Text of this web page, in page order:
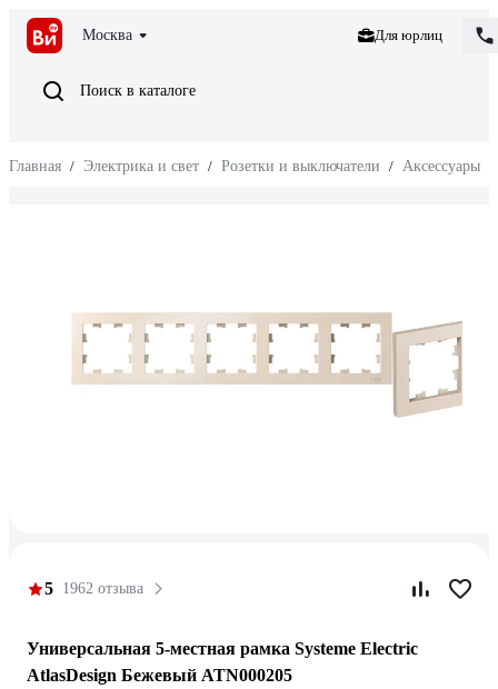
Москва Для юрлиц
Поиск в каталоге
Главная / Электрика и свет / Розетки и выключатели / Аксессуары
5 1962 отзыва
Универсальная 5-местная рамка Systeme Electric
AtlasDesign Бежевый ATN000205